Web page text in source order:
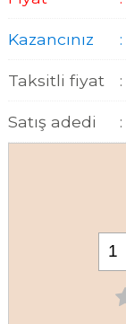
Kazancınız :
Taksitli fiyat :
Satış adedi :